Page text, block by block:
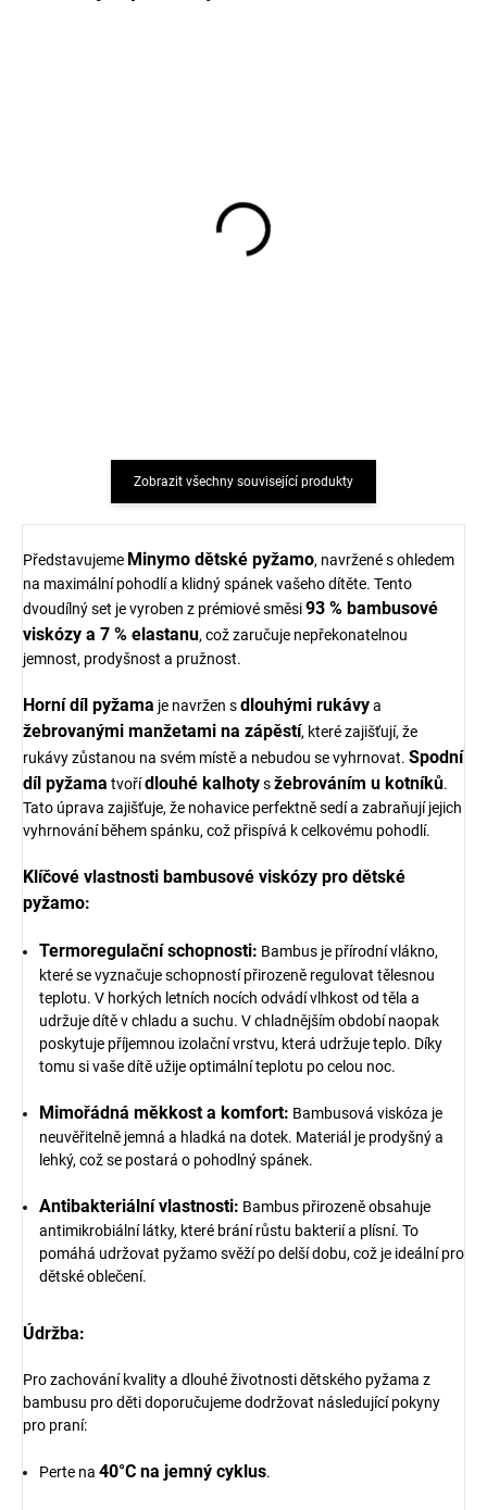
Zobrazit všechny související produkty
Představujeme Minymo dětské pyžamo, navržené s ohledem
na maximální pohodlí a klidný spánek vašeho dítěte. Tento
dvoudílný set je vyroben z prémiové směsi93 % bambusové
viskózy a 7 % elastanu, což zaručuje nepřekonatelnou
jemnost, prodyšnost a pružnost.
Horní díl pyžama je navržen sdlouhými rukávya
žebrovanými manžetami na zápěstí, které zajišťují, že
rukávy zůstanou na svém místě a nebudou se vyhrnovat. Spodní
díl pyžama tvořídlouhé kalhotysžebrováním u kotníků.
Tato úprava zajišťuje, že nohavice perfektně sedí a zabraňují jejich
vyhrnování během spánku, což přispívá k celkovému pohodlí.
Klíčové vlastnosti bambusové viskózy pro dětské
pyžamo:
Termoregulační schopnosti: Bambus je přírodní vlákno,
které se vyznačuje schopností přirozeně regulovat tělesnou
teplotu. V horkých letních nocích odvádí vlhkost od těla a
udržuje dítě v chladu a suchu. V chladnějším období naopak
poskytuje příjemnou izolační vrstvu, která udržuje teplo. Díky
tomu si vaše dítě užije optimální teplotu po celou noc.
Mimořádná měkkost a komfort: Bambusová viskóza je
neuvěřitelně jemná a hladká na dotek. Materiál je prodyšný a
lehký, což se postará o pohodlný spánek.
Antibakteriální vlastnosti: Bambus přirozeně obsahuje
antimikrobiální látky, které brání růstu bakterií a plísní. To
pomáhá udržovat pyžamo svěží po delší dobu, což je ideální pro
dětské oblečení.
Údržba:
Pro zachování kvality a dlouhé životnosti dětského pyžama z
bambusu pro děti doporučujeme dodržovat následující pokyny
pro praní:
Perte na 40°C na jemný cyklus.